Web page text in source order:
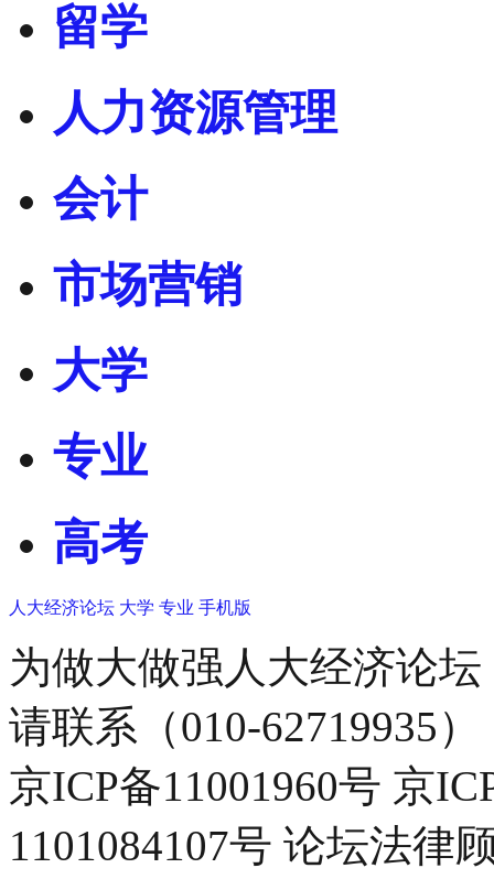
留学
人力资源管理
会计
市场营销
大学
专业
高考
人大经济论坛 大学 专业 手机版
为做大做强人大经济论
请联系（010-62719935）
京ICP备11001960号 京
1101084107号 论坛法律